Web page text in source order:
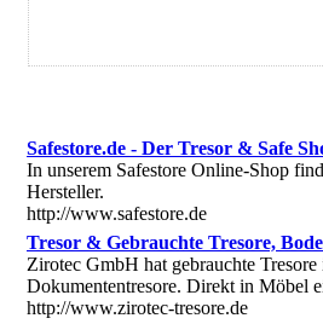
Safestore.de - Der Tresor & Safe
In unserem Safestore Online-Shop
Hersteller.
http://www.safestore.de
Tresor & Gebrauchte Tresore,
Zirotec GmbH hat gebrauchte
Dokumententresore. Direkt in Möbel
http://www.zirotec-tresore.de